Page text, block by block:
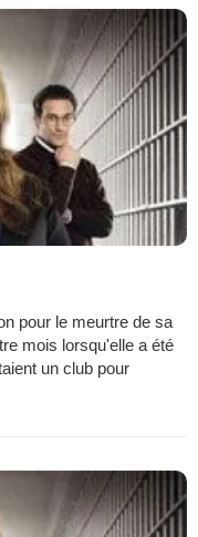
pour le meurtre de sa
mois lorsqu'elle a été
un club pour